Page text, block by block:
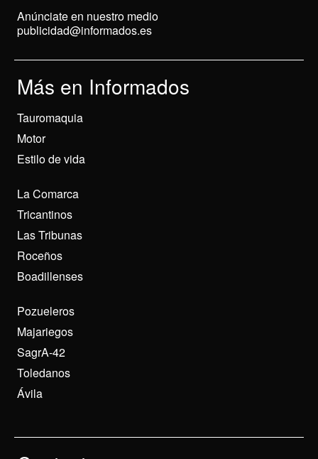
Anúnciate en nuestro medio
publicidad@informados.es
Más en Informados
Tauromaquia
Motor
Estilo de vida
La Comarca
Tricantinos
Las Tribunas
Roceños
Boadillenses
Pozueleros
Majariegos
SagrA-42
Toledanos
Ávila